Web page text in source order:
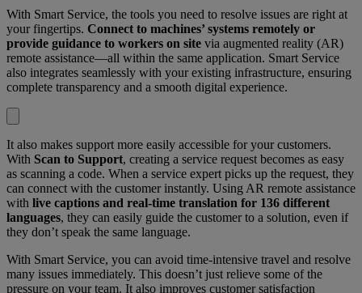
With Smart Service, the tools you need to resolve issues are right at
your fingertips. Connect to machines’ systems remotely or
provide guidance to workers on site via augmented reality (AR)
remote assistance—all within the same application. Smart Service
also integrates seamlessly with your existing infrastructure, ensuring
complete transparency and a smooth digital experience.
It also makes support more easily accessible for your customers.
With Scan to Support, creating a service request becomes as easy
as scanning a code. When a service expert picks up the request, they
can connect with the customer instantly. Using AR remote assistance
with live captions and real-time translation for 136 different
languages, they can easily guide the customer to a solution, even if
they don’t speak the same language.
With Smart Service, you can avoid time-intensive travel and resolve
many issues immediately. This doesn’t just relieve some of the
pressure on your team. It also improves customer satisfaction